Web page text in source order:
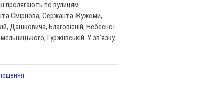
пролягають по вулицям
Смірнова, Сержанта Жужоми,
Дашковича, Благовісній, Небесної
Гуржіївській. У зв’язку